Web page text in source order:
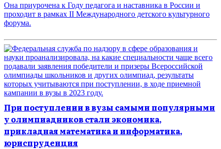
Она приурочена к Году педагога и наставника в России и
проходит в рамках II Международного детского культурного
форума.
При поступлении в вузы самыми популярными
у олимпиадников стали экономика,
прикладная математика и информатика,
юриспруденция